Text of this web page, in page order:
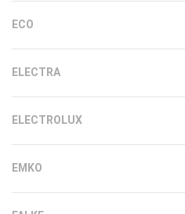
ECO
ELECTRA
ELECTROLUX
EMKO